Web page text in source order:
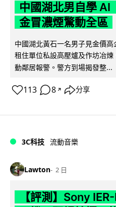
中國湖北男自學 AI
金冒濃煙驚動全區
中國湖北黃石一名男子見金價
租住單位私設高壓爐及作坊冶
動鄰居報警。警方到場揭發整...
113 8 ↗ 分享
3C科技 流動音樂
Lawton 2 日
【評測】Sony